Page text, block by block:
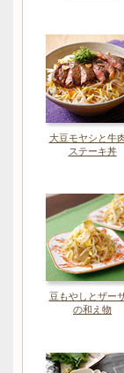
大豆モヤシと牛
ステーキ丼
豆もやしとザー
の和え物